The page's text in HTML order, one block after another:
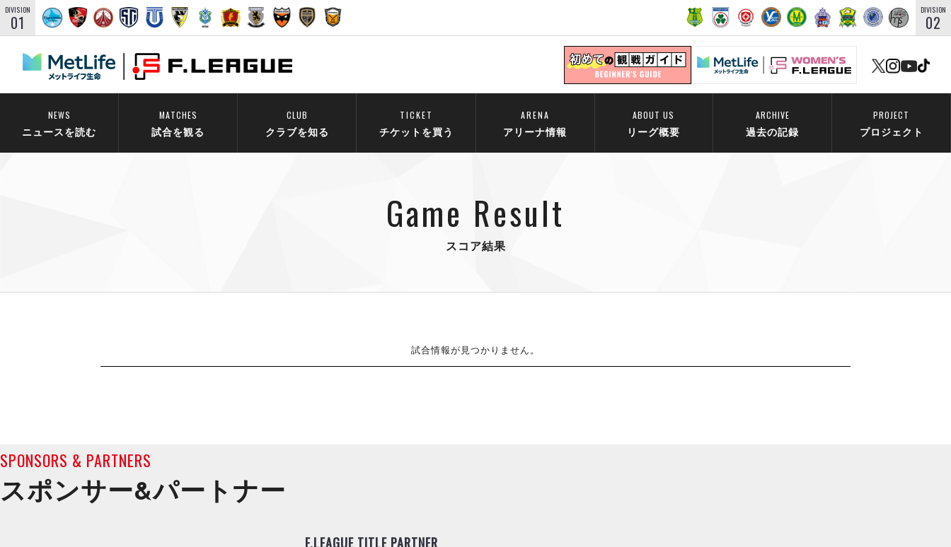
DIVISION
01
DIVISION
02
NEWS
ニュースを読む
MATCHES
試合を観る
CLUB
クラブを知る
TICKET
チケットを買う
ARENA
アリーナ情報
ABOUT US
リーグ概要
ARCHIVE
過去の記録
PROJECT
プロジェクト
Game Result
スコア結果
試合情報が見つかりません。
SPONSORS & PARTNERS
スポンサー&パートナー
F.LEAGUE TITLE PARTNER